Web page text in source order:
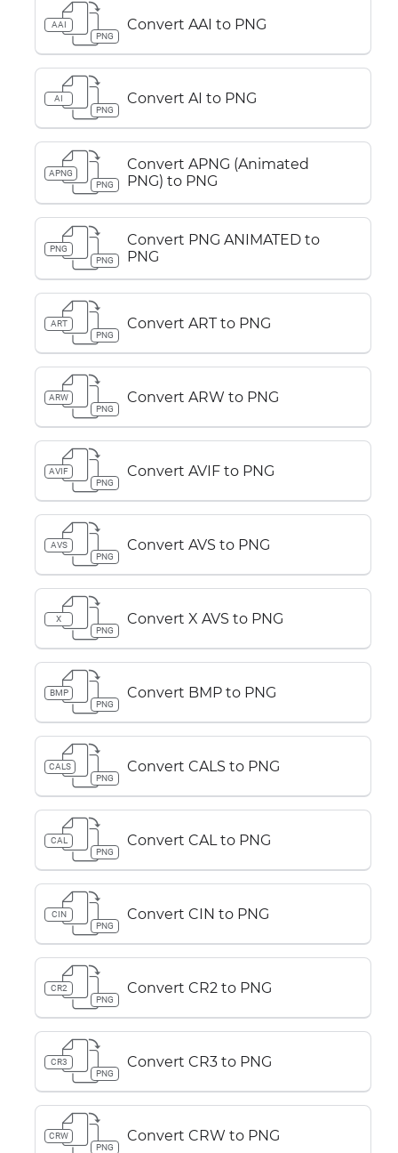
AAI
PNG
Convert AAI to PNG
AI
PNG
Convert AI to PNG
APNG
PNG
Convert APNG (Animated
PNG) to PNG
PNG
PNG
Convert PNG ANIMATED to
PNG
ART
PNG
Convert ART to PNG
ARW
PNG
Convert ARW to PNG
AVIF
PNG
Convert AVIF to PNG
AVS
PNG
Convert AVS to PNG
X
PNG
Convert X AVS to PNG
BMP
PNG
Convert BMP to PNG
CALS
PNG
Convert CALS to PNG
CAL
PNG
Convert CAL to PNG
CIN
PNG
Convert CIN to PNG
CR2
PNG
Convert CR2 to PNG
CR3
PNG
Convert CR3 to PNG
CRW
PNG
Convert CRW to PNG